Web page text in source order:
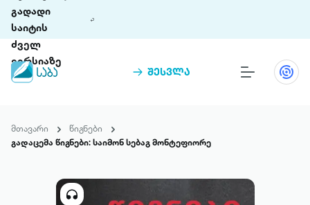
გადადი
საიტის
ძველ
ვერსიაზე
შესვლა
თინეთი 9 ციფრულ პლატფორმასა და 5
მობილურ აპლიკაციას აერთიანებს.
პრემია „საბა“
ჩვენ შესახებ
მთავარი
წიგნები
გადაცემა წიგნები: საიმონ სებაგ მონტეფიორე